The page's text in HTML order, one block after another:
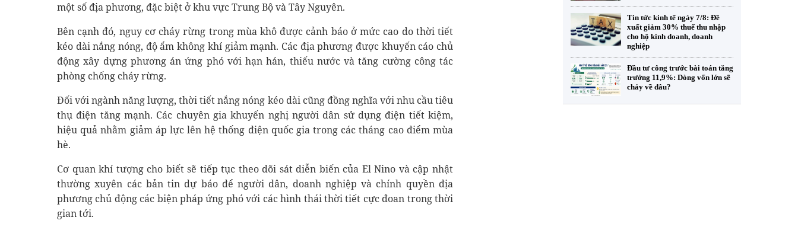
một số địa phương, đặc biệt ở khu vực Trung Bộ và Tây Nguyên.
Bên cạnh đó, nguy cơ cháy rừng trong mùa khô được cảnh báo ở mức cao do thời tiết
kéo dài nắng nóng, độ ẩm không khí giảm mạnh. Các địa phương được khuyến cáo chủ
động xây dựng phương án ứng phó với hạn hán, thiếu nước và tăng cường công tác
phòng chống cháy rừng.
Đối với ngành năng lượng, thời tiết nắng nóng kéo dài cũng đồng nghĩa với nhu cầu tiêu
thụ điện tăng mạnh. Các chuyên gia khuyến nghị người dân sử dụng điện tiết kiệm,
hiệu quả nhằm giảm áp lực lên hệ thống điện quốc gia trong các tháng cao điểm mùa
hè.
Cơ quan khí tượng cho biết sẽ tiếp tục theo dõi sát diễn biến của El Nino và cập nhật
thường xuyên các bản tin dự báo để người dân, doanh nghiệp và chính quyền địa
phương chủ động các biện pháp ứng phó với các hình thái thời tiết cực đoan trong thời
gian tới.
Tin tức kinh tế ngày 7/8: Đề
xuất giảm 30% thuế thu nhập
cho hộ kinh doanh, doanh
nghiệp
Đầu tư công trước bài toán tăng
trưởng 11,9%: Dòng vốn lớn sẽ
chảy về đâu?